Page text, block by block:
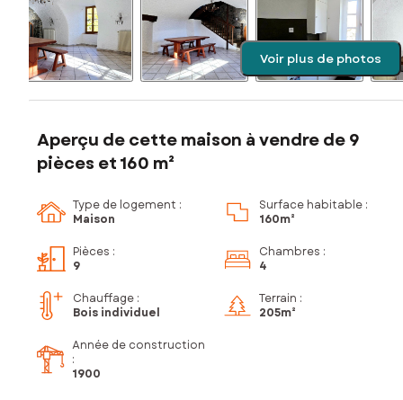
Voir plus de photos
Aperçu de cette maison à vendre de 9
pièces et 160 m²
Type de logement :
Maison
Surface habitable :
160m²
Pièces :
9
Chambres :
4
Chauffage :
Bois individuel
Terrain :
205m²
Année de construction
:
1900